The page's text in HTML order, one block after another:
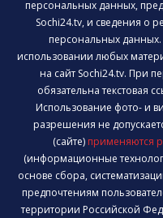
персональных данных,
Sochi24.tv, и сведения о
персональных
использовании любых
на сайт Sochi24.tv. При
обязательна текстовая
Использование фото- и
разрешения не
(сайте) применяются
(информационные
основе сбора,
предпочтениям
территории Российской